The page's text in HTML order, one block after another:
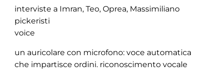
interviste a Imran, Teo, Oprea, Massimiliano
pickeristi
voice
un auricolare con microfono: voce automatica
che impartisce ordini. riconoscimento vocale